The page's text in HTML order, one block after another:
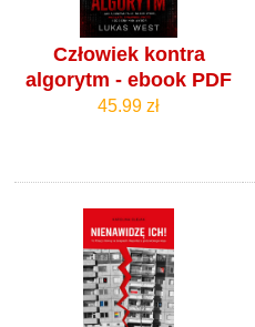
Człowiek kontra
algorytm - ebook PDF
45.99 zł